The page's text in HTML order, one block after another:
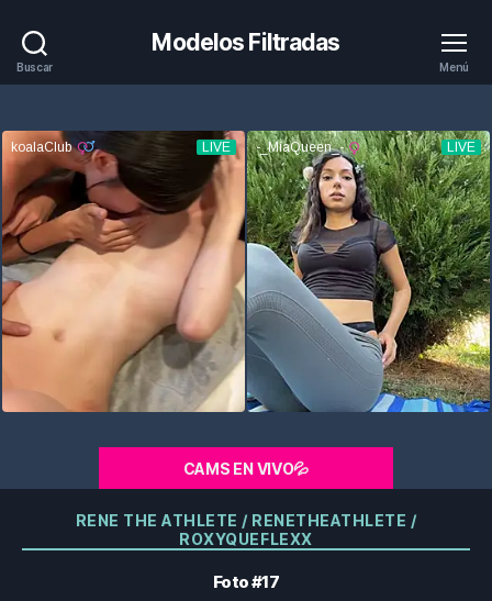
Buscar
Modelos Filtradas
Menú
CAMS EN VIVO💦
Categorías
RENE THE ATHLETE / RENETHEATHLETE /
ROXYQUEFLEXX
Foto #17